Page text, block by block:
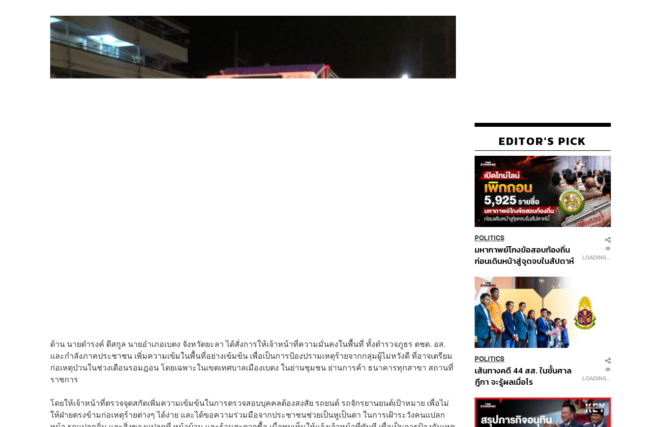
ด้าน นายดำรงค์ ดีสกูล นายอำเภอเบตง จังหวัดยะลา ได้สั่งการให้เจ้าหน้าที่ความมั่นคงในพื้นที่ ทั้งตำรวจภูธร ตชด. อส.
และกำลังภาคประชาชน เพิ่มความเข้มในพื้นที่อย่างเข้มข้น เพื่อเป็นการป้องปรามเหตุร้ายจากกลุ่มผู้ไม่หวังดี ที่อาจเตรียม
ก่อเหตุป่วนในช่วงเดือนรอมฎอน โดยเฉพาะในเขตเทศบาลเมืองเบตง ในย่านชุมชน ย่านการค้า ธนาคารทุกสาขา สถานที่
ราชการ
โดยให้เจ้าหน้าที่ตรวจจุดสกัดเพิ่มความเข้มข้นในการตรวจสอบบุคคลต้องสงสัย รถยนต์ รถจักรยานยนต์เป้าหมาย เพื่อไม่
ให้ฝ่ายตรงข้ามก่อเหตุร้ายต่างๆ ได้ง่าย และได้ขอความร่วมมือจากประชาชนช่วยเป็นหูเป็นตา ในการเฝ้าระวังคนแปลก
EDITOR'S PICK
POLITICS
มหากาพย์โกงข้อสอบท้องถิ่น
ก่อนเดินหน้าสู่จุดจบในสัปดาห์
LOADING...
POLITICS
เส้นทางคดี 44 สส. ในชั้นศาล
ฎีกา จะรู้ผลเมื่อไร
LOADING...